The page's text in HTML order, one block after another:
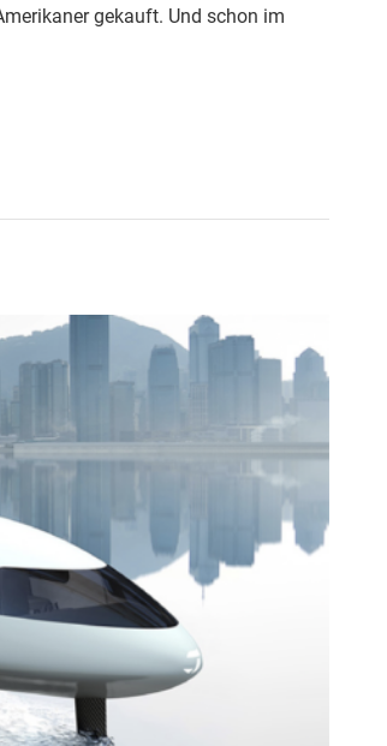
gekauft. Und schon im